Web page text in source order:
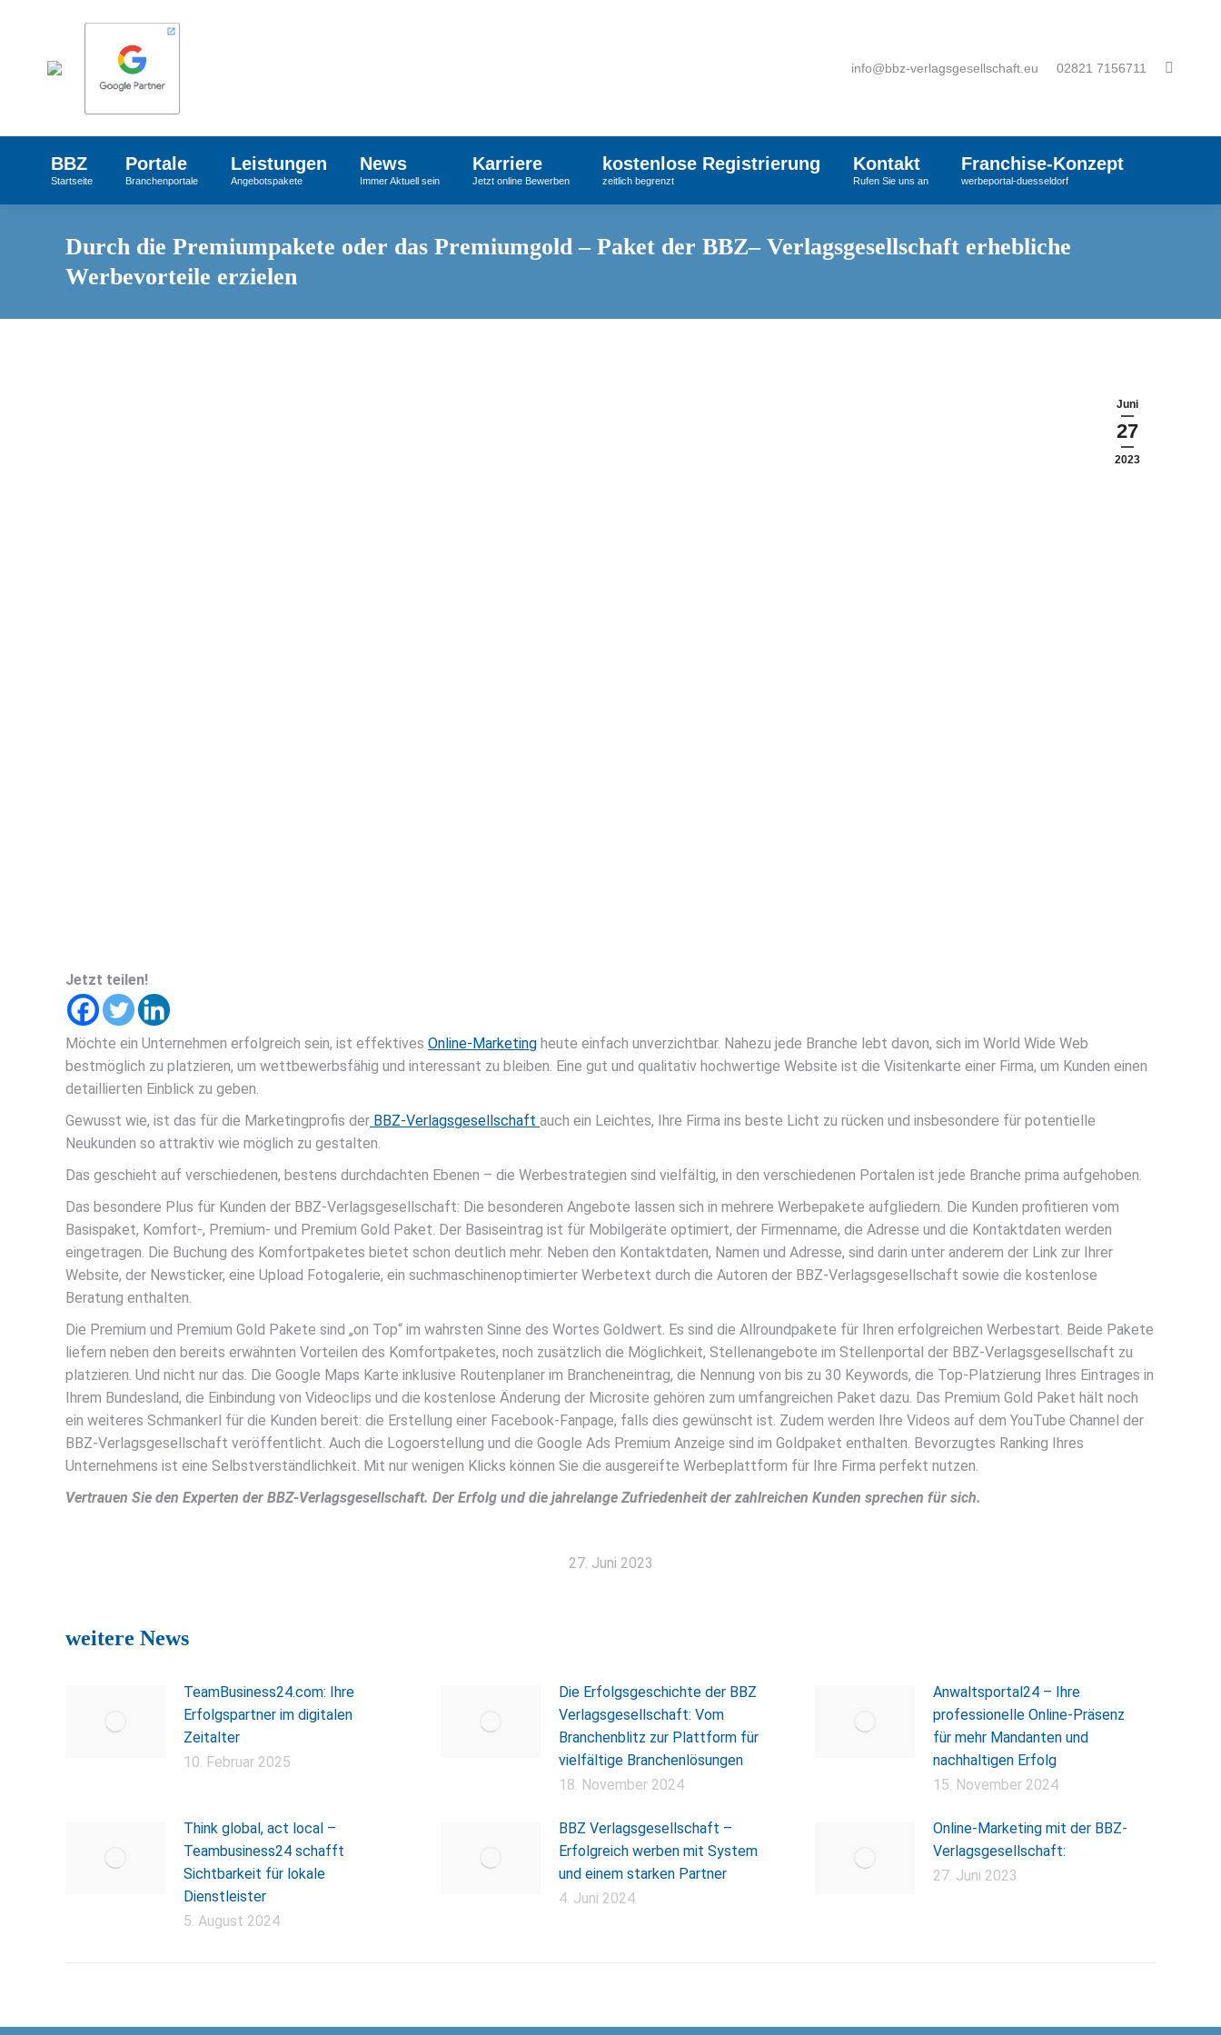
info@bbz-verlagsgesellschaft.eu 02821 7156711
BBZ
Startseite
Portale
Branchenportale
Leistungen
Angebotspakete
News
Immer Aktuell sein
Karriere
Jetzt online Bewerben
kostenlose Registrierung
zeitlich begrenzt
Kontakt
Rufen Sie uns an
Franchise-Konzept
werbeportal-duesseldorf
Durch die Premiumpakete oder das Premiumgold – Paket der BBZ– Verlagsgesellschaft erhebliche
Werbevorteile erzielen
Juni
27
2023
Jetzt teilen!
Möchte ein Unternehmen erfolgreich sein, ist effektives Online-Marketing heute einfach unverzichtbar. Nahezu jede Branche lebt davon, sich im World Wide Web
bestmöglich zu platzieren, um wettbewerbsfähig und interessant zu bleiben. Eine gut und qualitativ hochwertige Website ist die Visitenkarte einer Firma, um Kunden einen
detaillierten Einblick zu geben.
Gewusst wie, ist das für die Marketingprofis der BBZ-Verlagsgesellschaft auch ein Leichtes, Ihre Firma ins beste Licht zu rücken und insbesondere für potentielle
Neukunden so attraktiv wie möglich zu gestalten.
Das geschieht auf verschiedenen, bestens durchdachten Ebenen – die Werbestrategien sind vielfältig, in den verschiedenen Portalen ist jede Branche prima aufgehoben.
Das besondere Plus für Kunden der BBZ-Verlagsgesellschaft: Die besonderen Angebote lassen sich in mehrere Werbepakete aufgliedern. Die Kunden profitieren vom
Basispaket, Komfort-, Premium- und Premium Gold Paket. Der Basiseintrag ist für Mobilgeräte optimiert, der Firmenname, die Adresse und die Kontaktdaten werden
eingetragen. Die Buchung des Komfortpaketes bietet schon deutlich mehr. Neben den Kontaktdaten, Namen und Adresse, sind darin unter anderem der Link zur Ihrer
Website, der Newsticker, eine Upload Fotogalerie, ein suchmaschinenoptimierter Werbetext durch die Autoren der BBZ-Verlagsgesellschaft sowie die kostenlose
Beratung enthalten.
Die Premium und Premium Gold Pakete sind „on Top“ im wahrsten Sinne des Wortes Goldwert. Es sind die Allroundpakete für Ihren erfolgreichen Werbestart. Beide Pakete
liefern neben den bereits erwähnten Vorteilen des Komfortpaketes, noch zusätzlich die Möglichkeit, Stellenangebote im Stellenportal der BBZ-Verlagsgesellschaft zu
platzieren. Und nicht nur das. Die Google Maps Karte inklusive Routenplaner im Brancheneintrag, die Nennung von bis zu 30 Keywords, die Top-Platzierung Ihres Eintrages in
Ihrem Bundesland, die Einbindung von Videoclips und die kostenlose Änderung der Microsite gehören zum umfangreichen Paket dazu. Das Premium Gold Paket hält noch
ein weiteres Schmankerl für die Kunden bereit: die Erstellung einer Facebook-Fanpage, falls dies gewünscht ist. Zudem werden Ihre Videos auf dem YouTube Channel der
BBZ-Verlagsgesellschaft veröffentlicht. Auch die Logoerstellung und die Google Ads Premium Anzeige sind im Goldpaket enthalten. Bevorzugtes Ranking Ihres
Unternehmens ist eine Selbstverständlichkeit. Mit nur wenigen Klicks können Sie die ausgereifte Werbeplattform für Ihre Firma perfekt nutzen.
Vertrauen Sie den Experten der BBZ-Verlagsgesellschaft. Der Erfolg und die jahrelange Zufriedenheit der zahlreichen Kunden sprechen für sich.
27. Juni 2023
weitere News
TeamBusiness24.com: Ihre
Erfolgspartner im digitalen
Zeitalter
10. Februar 2025
Die Erfolgsgeschichte der BBZ
Verlagsgesellschaft: Vom
Branchenblitz zur Plattform für
vielfältige Branchenlösungen
18. November 2024
Anwaltsportal24 – Ihre
professionelle Online-Präsenz
für mehr Mandanten und
nachhaltigen Erfolg
15. November 2024
Think global, act local –
Teambusiness24 schafft
Sichtbarkeit für lokale
Dienstleister
5. August 2024
BBZ Verlagsgesellschaft –
Erfolgreich werben mit System
und einem starken Partner
4. Juni 2024
Online-Marketing mit der BBZ-
Verlagsgesellschaft:
27. Juni 2023